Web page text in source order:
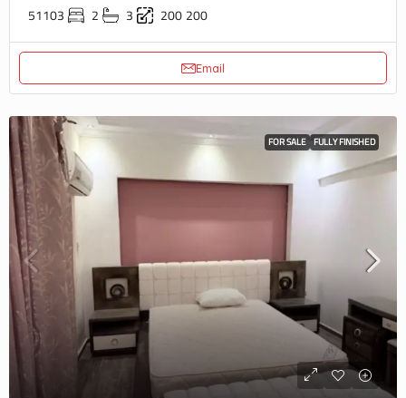
51103 2 3 200200
Email
FOR SALE FULLY FINISHED